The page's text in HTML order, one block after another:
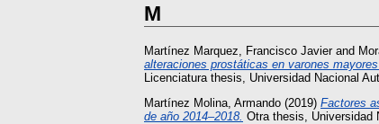
M
Martínez Marquez, Francisco Javierand
alteraciones prostáticas en varones
Licenciatura thesis, Universidad Nacional
Martínez Molina, Armando (2019) Factores
de año 2014–2018. Otra thesis, Universidad